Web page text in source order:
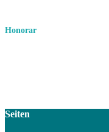
Honorar
Seiten